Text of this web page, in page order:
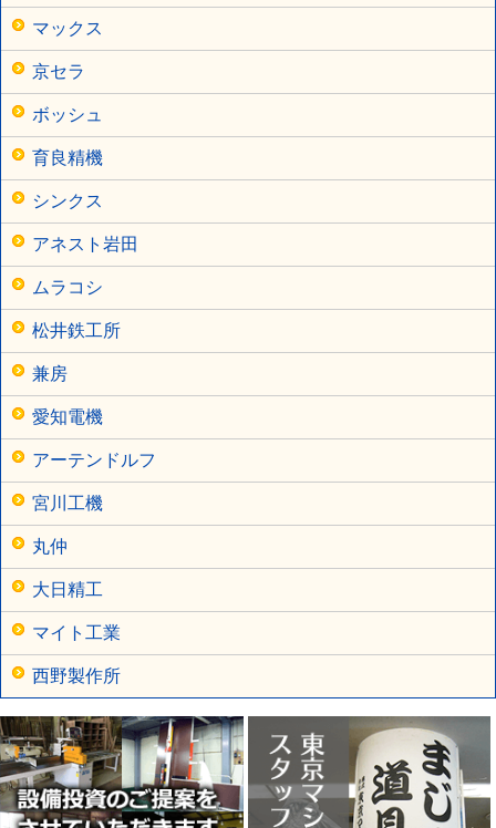
マックス
京セラ
ボッシュ
育良精機
シンクス
アネスト岩田
ムラコシ
松井鉄工所
兼房
愛知電機
アーテンドルフ
宮川工機
丸仲
大日精工
マイト工業
西野製作所